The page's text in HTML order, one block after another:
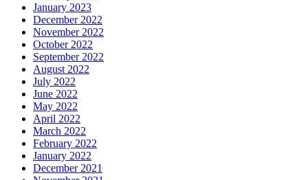
January 2023
December 2022
November 2022
October 2022
September 2022
August 2022
July 2022
June 2022
May 2022
April 2022
March 2022
February 2022
January 2022
December 2021